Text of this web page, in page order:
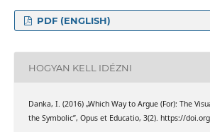
PDF (ENGLISH)
HOGYAN KELL IDÉZNI
Danka, I. (2016) „Which Way to Argue (For): The
the Symbolic”, Opus et Educatio, 3(2). https://